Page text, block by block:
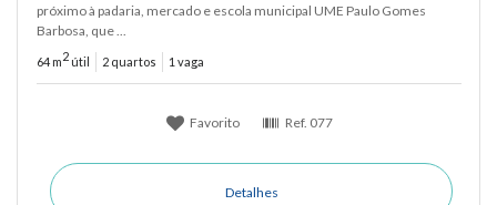
próximo à padaria, mercado e escola municipal UME Paulo Gomes
Barbosa, que ...
64 m2 útil 2 quartos 1 vaga
Favorito Ref. 077
Detalhes